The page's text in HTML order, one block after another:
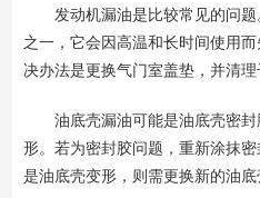
发动机漏油是比较常见的问
之一，它会因高温和长时间使用
决办法是更换气门室盖垫，并清理
油底壳漏油可能是油底壳密
形。若为密封胶问题，重新涂抹
是油底壳变形，则需更换新的油底